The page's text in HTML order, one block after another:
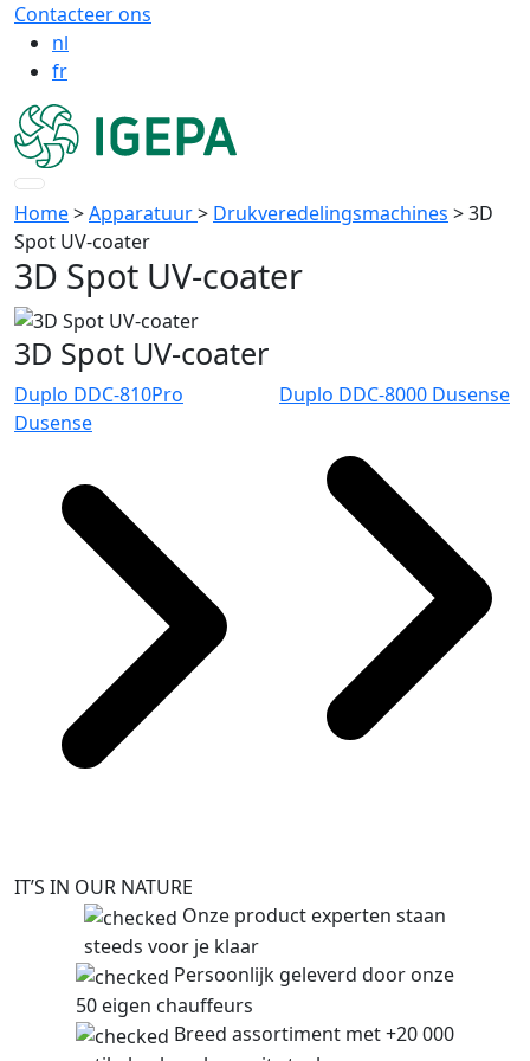
Contacteer ons
nl
fr
Home>Apparatuur> Drukveredelingsmachines >3D
Spot UV-coater
3D Spot UV-coater
3D Spot UV-coater
Duplo DDC-810Pro
Dusense
Duplo DDC-8000 Dusense
IT’S IN OUR NATURE
Onze product experten staan
steeds voor je klaar
Persoonlijk geleverd door onze
50 eigen chauffeurs
Breed assortiment met +20 000